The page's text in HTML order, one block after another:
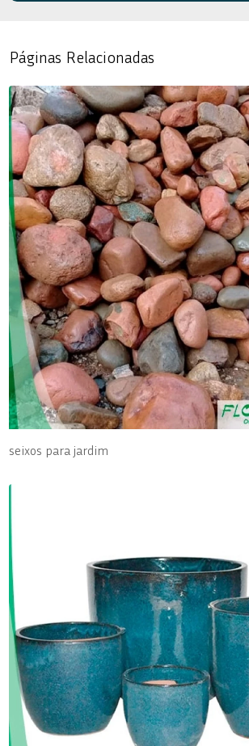
Páginas Relacionadas
seixos para jardim